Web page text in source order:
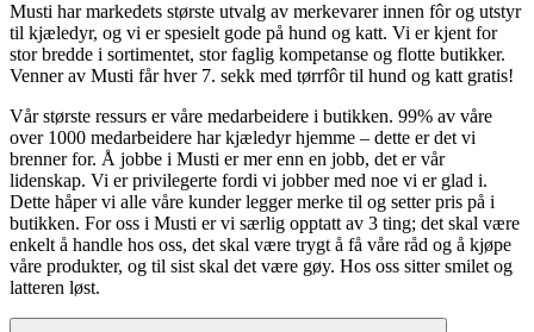
Musti har markedets største utvalg av merkevarer innen fôr og utstyr
til kjæledyr, og vi er spesielt gode på hund og katt. Vi er kjent for
stor bredde i sortimentet, stor faglig kompetanse og flotte butikker.
Venner av Musti får hver 7. sekk med tørrfôr til hund og katt gratis!
Vår største ressurs er våre medarbeidere i butikken. 99% av våre
over 1000 medarbeidere har kjæledyr hjemme – dette er det vi
brenner for. Å jobbe i Musti er mer enn en jobb, det er vår
lidenskap. Vi er privilegerte fordi vi jobber med noe vi er glad i.
Dette håper vi alle våre kunder legger merke til og setter pris på i
butikken. For oss i Musti er vi særlig opptatt av 3 ting; det skal være
enkelt å handle hos oss, det skal være trygt å få våre råd og å kjøpe
våre produkter, og til sist skal det være gøy. Hos oss sitter smilet og
latteren løst.